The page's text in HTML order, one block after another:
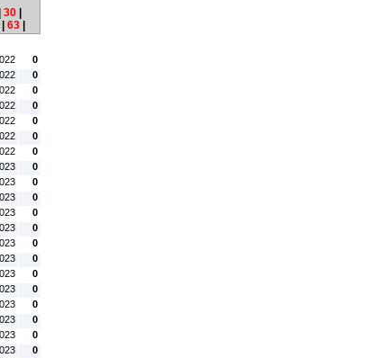
30
63
0
0
0
0
0
0
0
0
0
0
0
0
0
0
0
0
0
0
0
0